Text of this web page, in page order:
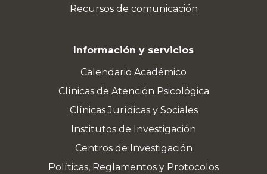
Recursos de comunicación
Información y servicios
Calendario Académico
Clínicas de Atención Psicológica
Clínicas Jurídicas y Sociales
Institutos de Investigación
Centros de Investigación
Políticas, Reglamentos y Protocolos